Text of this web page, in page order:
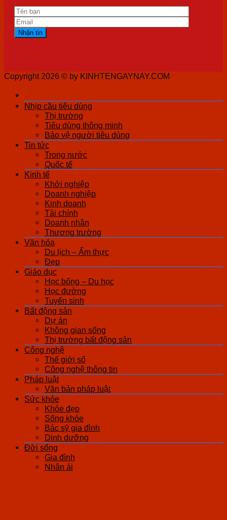
Copyright 2026 © by KINHTENGAYNAY.COM
Nhịp cầu tiêu dùng
Thị trường
Tiêu dùng thông minh
Bảo vệ người tiêu dùng
Tin tức
Trong nước
Quốc tế
Kinh tế
Khởi nghiệp
Doanh nghiệp
Kinh doanh
Tài chính
Doanh nhân
Thương trường
Văn hóa
Du lịch – Ẩm thực
Đẹp
Giáo dục
Học bổng – Du học
Học đường
Tuyển sinh
Bất động sản
Dự án
Không gian sống
Thị trường bất động sản
Công nghệ
Thế giới số
Công nghệ thông tin
Pháp luật
Văn bản pháp luật
Sức khỏe
Khỏe đẹp
Sống khỏe
Bác sỹ gia đình
Dinh dưỡng
Đời sống
Gia đình
Nhân ái